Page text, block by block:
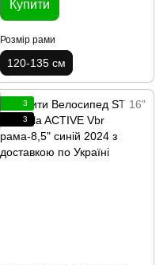
Купити
Розмір рами
120-135 см
3
3